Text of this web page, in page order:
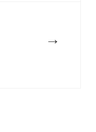
→